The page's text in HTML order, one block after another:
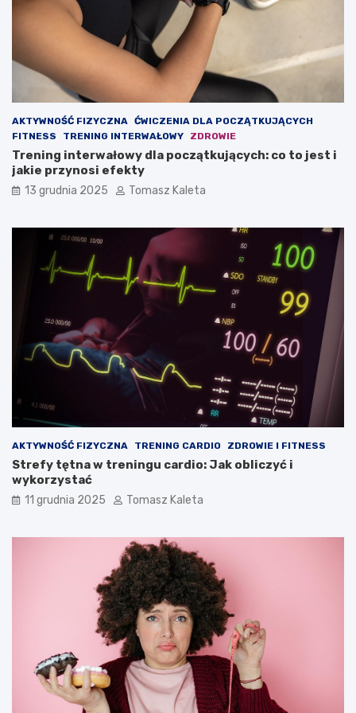
m
m
n
i
o
w
ą
i
AKTYWNOŚĆ FIZYCZNA ĆWICZENIA DLA POCZĄTKUJĄCYCH
FITNESS
TRENING INTERWAŁOWY ZDROWIE
Trening interwałowy dla początkujących: co to jest i
jakie przynosi efekty
13 grudnia 2025 Tomasz Kaleta
AKTYWNOŚĆ FIZYCZNA TRENING CARDIO ZDROWIE I FITNESS
Strefy tętna w treningu cardio: Jak obliczyć i
wykorzystać
11 grudnia 2025 Tomasz Kaleta